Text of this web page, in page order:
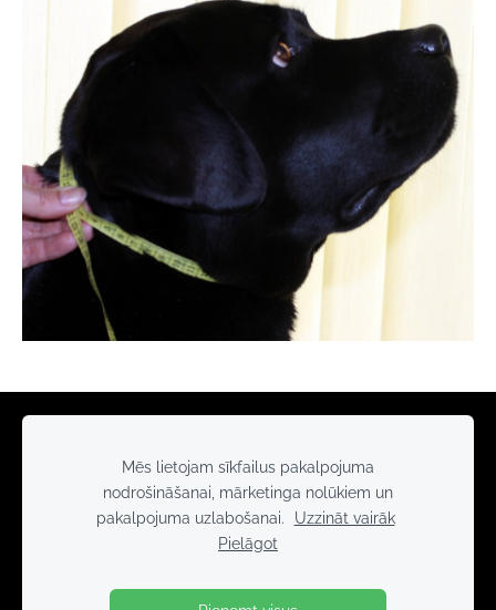
Mēs lietojam sīkfailus pakalpojuma
nodrošināšanai, mārketinga nolūkiem un
pakalpojuma uzlabošanai.
Uzzināt vairāk
Pielāgot